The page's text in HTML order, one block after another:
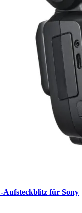
Aufsteckblitz für Sony